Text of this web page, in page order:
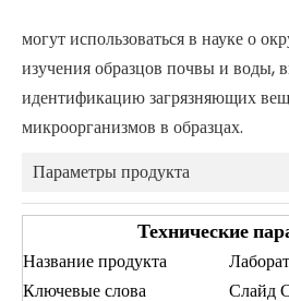
могут использоваться в науке о
изучения образцов почвы и воды,
идентификацию загрязняющих
микроорганизмов в образцах.
Параметры продукта
Технические
Название продукта
Ключевые слова
Слайд